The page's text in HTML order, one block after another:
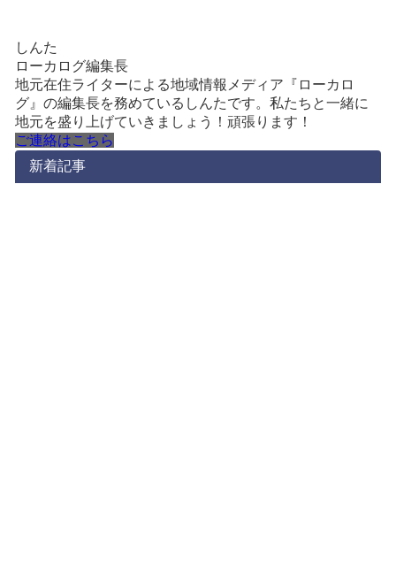
しんた
ローカログ編集長
地元在住ライターによる地域情報メディア『ローカロ
グ』の編集長を務めているしんたです。私たちと一緒に
地元を盛り上げていきましょう！頑張ります！
ご連絡はこちら
新着記事